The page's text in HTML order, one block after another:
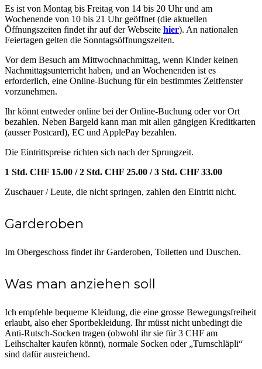
Es ist von Montag bis Freitag von 14 bis 20 Uhr und am
Wochenende von 10 bis 21 Uhr geöffnet (die aktuellen
Öffnungszeiten findet ihr auf der Webseite hier). An nationalen
Feiertagen gelten die Sonntagsöffnungszeiten.
Vor dem Besuch am Mittwochnachmittag, wenn Kinder keinen
Nachmittagsunterricht haben, und an Wochenenden ist es
erforderlich, eine Online-Buchung für ein bestimmtes Zeitfenster
vorzunehmen.
Ihr könnt entweder online bei der Online-Buchung oder vor Ort
bezahlen. Neben Bargeld kann man mit allen gängigen Kreditkarten
(ausser Postcard), EC und ApplePay bezahlen.
Die Eintrittspreise richten sich nach der Sprungzeit.
1 Std. CHF 15.00 / 2 Std. CHF 25.00 / 3 Std. CHF 33.00
Zuschauer / Leute, die nicht springen, zahlen den Eintritt nicht.
Garderoben
Im Obergeschoss findet ihr Garderoben, Toiletten und Duschen.
Was man anziehen soll
Ich empfehle bequeme Kleidung, die eine grosse Bewegungsfreiheit
erlaubt, also eher Sportbekleidung. Ihr müsst nicht unbedingt die
Anti-Rutsch-Socken tragen (obwohl ihr sie für 3 CHF am
Leihschalter kaufen könnt), normale Socken oder „Turnschläpli“
sind dafür ausreichend.